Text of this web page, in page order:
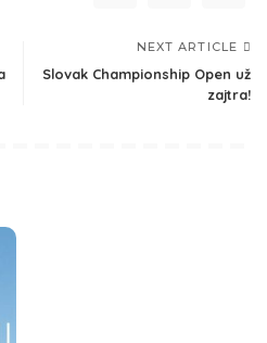
NEXT ARTICLE
Slovak Championship Open už
zajtra!